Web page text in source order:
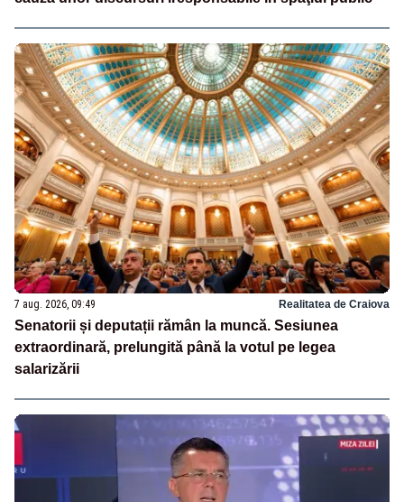
7 aug. 2026, 09:49 Realitatea de Craiova
Senatorii și deputații rămân la muncă. Sesiunea
extraordinară, prelungită până la votul pe legea
salarizării